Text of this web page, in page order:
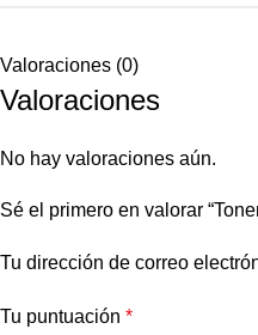
Valoraciones (0)
Valoraciones
No hay valoraciones aún.
Sé el primero en valorar
Tu dirección de correo
Tu puntuación *